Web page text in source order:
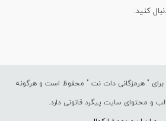
کنید.
" هرمزگانی دات نت " محفوظ است و هرگونه
و محتوای سایت پیگرد قانونی دارد.